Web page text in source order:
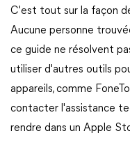
C'est tout sur la façon
Aucune personne
ce guide ne résolvent
utiliser d'autres outils
appareils, comme
contacter l'assistance
rendre dans un Apple